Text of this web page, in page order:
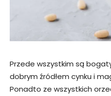
Przede wszystkim są
dobrym źródłem cynku i
Ponadto ze wszystkich